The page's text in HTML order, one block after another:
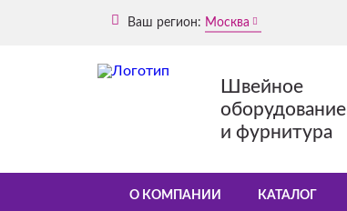
Ваш регион: Москва
Швейное
оборудование
и фурнитура
О КОМПАНИИ КАТАЛОГ